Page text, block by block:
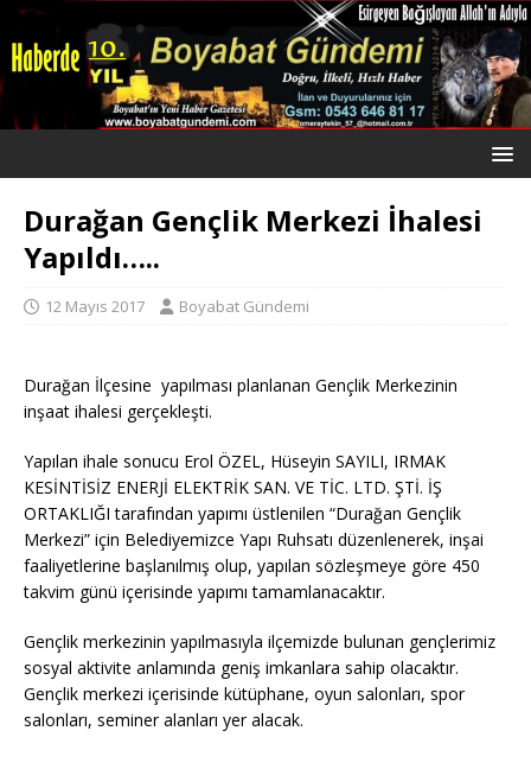
Durağan Gençlik Merkezi İhalesi
Yapıldı…..
12 Mayıs 2017 Boyabat Gündemi
Durağan İlçesine yapılması planlanan Gençlik Merkezinin
inşaat ihalesi gerçekleşti.
Yapılan ihale sonucu Erol ÖZEL, Hüseyin SAYILI, IRMAK
KESİNTİSİZ ENERJİ ELEKTRİK SAN. VE TİC. LTD. ŞTİ. İŞ
ORTAKLIĞI tarafından yapımı üstlenilen “Durağan Gençlik
Merkezi” için Belediyemizce Yapı Ruhsatı düzenlenerek, inşai
faaliyetlerine başlanılmış olup, yapılan sözleşmeye göre 450
takvim günü içerisinde yapımı tamamlanacaktır.
Gençlik merkezinin yapılmasıyla ilçemizde bulunan gençlerimiz
sosyal aktivite anlamında geniş imkanlara sahip olacaktır.
Gençlik merkezi içerisinde kütüphane, oyun salonları, spor
salonları, seminer alanları yer alacak.